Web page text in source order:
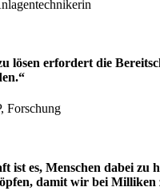
lösen erfordert die
Forschung
ist es, Menschen dabei zu
damit wir bei Milliken